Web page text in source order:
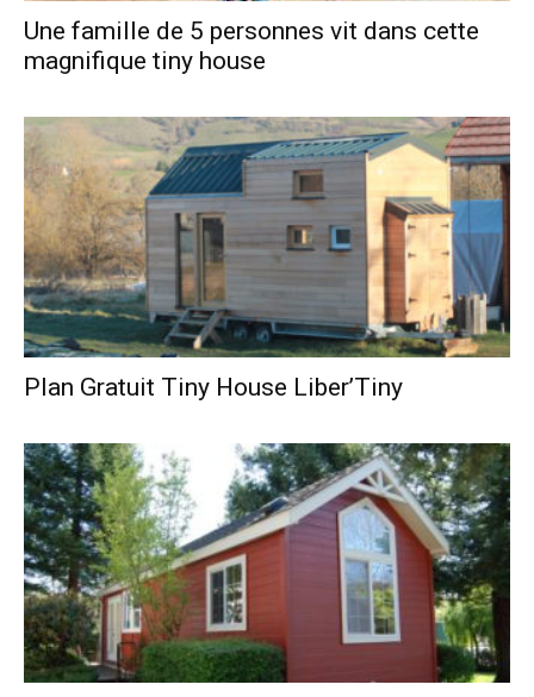
Une famille de 5 personnes vit dans cette
magnifique tiny house
Plan Gratuit Tiny House Liber’Tiny